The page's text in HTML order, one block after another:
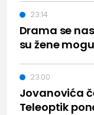
Drama se
su žene
23:14
Jovanovića
Teleoptik
23:00